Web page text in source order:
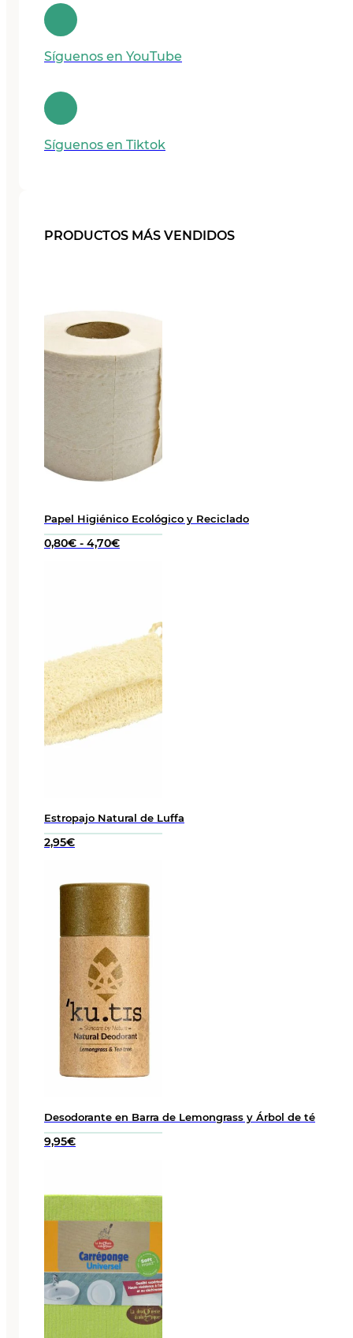
Síguenos en YouTube
Síguenos en Tiktok
PRODUCTOS MÁS VENDIDOS
Papel Higiénico Ecológico y Reciclado
0,80€ - 4,70€Rango
4,70€
Estropajo Natural de Luffa
2,95€
Desodorante en Barra de Lemongrass y Árbol de té
9,95€